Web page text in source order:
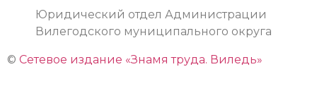
Юридический отдел Администрации
Вилегодского муниципального округа
© Сетевое издание «Знамя труда. Виледь»